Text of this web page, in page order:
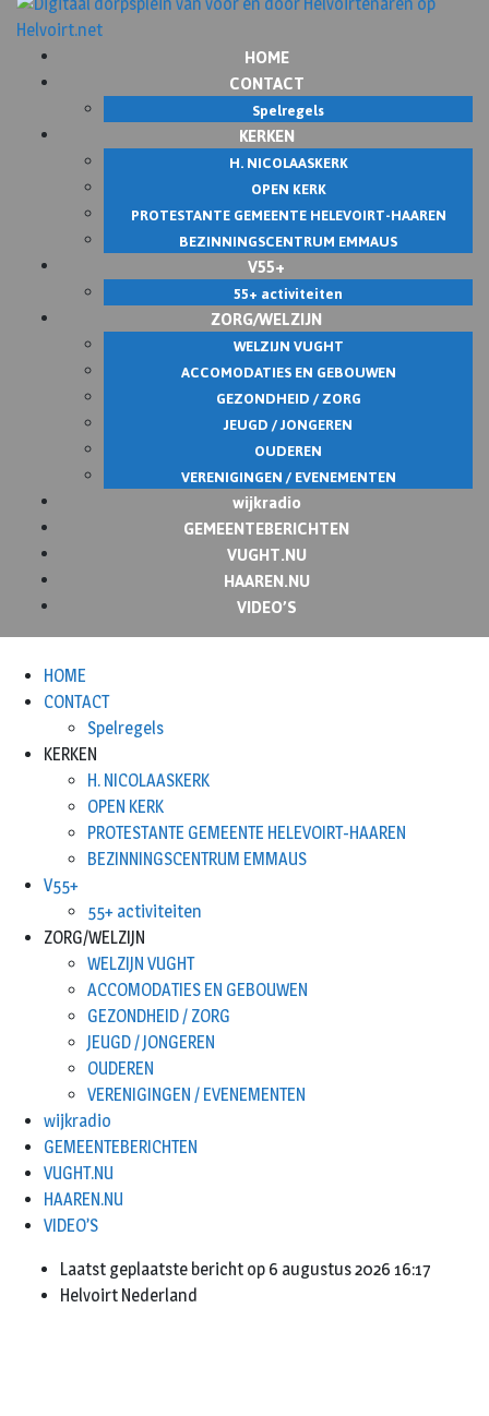
HOME
CONTACT
Spelregels
KERKEN
H. NICOLAASKERK
OPEN KERK
PROTESTANTE GEMEENTE HELEVOIRT-HAAREN
BEZINNINGSCENTRUM EMMAUS
V55+
55+ activiteiten
ZORG/WELZIJN
WELZIJN VUGHT
ACCOMODATIES EN GEBOUWEN
GEZONDHEID / ZORG
JEUGD / JONGEREN
OUDEREN
VERENIGINGEN / EVENEMENTEN
wijkradio
GEMEENTEBERICHTEN
VUGHT.NU
HAAREN.NU
VIDEO’S
HOME
CONTACT
Spelregels
KERKEN
H. NICOLAASKERK
OPEN KERK
PROTESTANTE GEMEENTE HELEVOIRT-HAAREN
BEZINNINGSCENTRUM EMMAUS
V55+
55+ activiteiten
ZORG/WELZIJN
WELZIJN VUGHT
ACCOMODATIES EN GEBOUWEN
GEZONDHEID / ZORG
JEUGD / JONGEREN
OUDEREN
VERENIGINGEN / EVENEMENTEN
wijkradio
GEMEENTEBERICHTEN
VUGHT.NU
HAAREN.NU
VIDEO’S
Laatst geplaatste bericht op 6 augustus 2026 16:17
Helvoirt Nederland